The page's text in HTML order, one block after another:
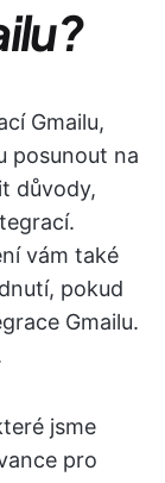
Gmailu,
posunout na
důvody,
vám také
pokud
Gmailu.
jsme
pro